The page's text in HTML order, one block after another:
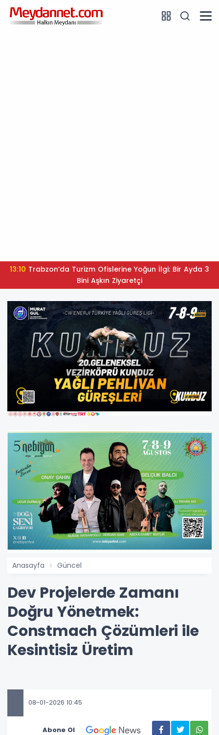
13:10
Bini Aşkın Ziyaretçi
Anasayfa Güncel
Dev Projelerde Zamanı
Doğru Yönetmek:
Constmach Çözümleri ile
Kesintisiz Üretim
08-01-2026 10:45
Abone Ol